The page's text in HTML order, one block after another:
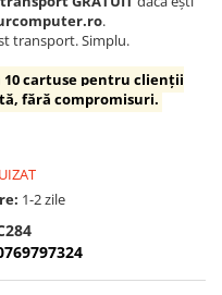
.
transport. Simplu.
10 cartușe pentru clienții
fără compromisuri.
1-2 zile